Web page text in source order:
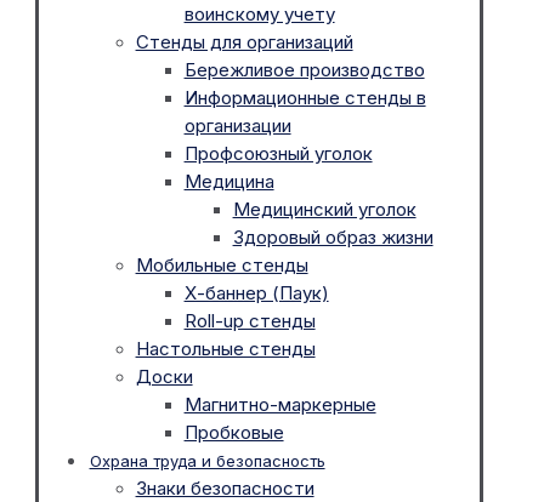
воинскому учету
Стенды для организаций
Бережливое производство
Информационные стенды в
организации
Профсоюзный уголок
Медицина
Медицинский уголок
Здоровый образ жизни
Мобильные стенды
Х-баннер (Паук)
Roll-up стенды
Настольные стенды
Доски
Магнитно-маркерные
Пробковые
Охрана труда и безопасность
Знаки безопасности